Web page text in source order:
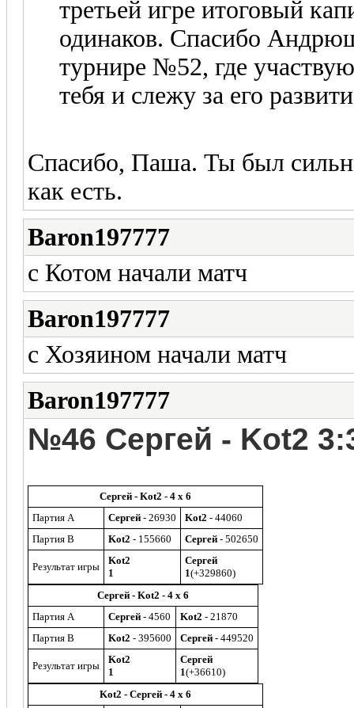
третьей игре итоговый
одинаков. Спасибо
турнире №52, где
тебя и слежу за его
Спасибо, Паша. Ты был
как есть.
Baron197777
с Котом начали матч
Baron197777
с Хозяином начали матч
Baron197777
№46 Сергей - Kot2
Сергей - Kot2 - 4 x 6
Партия A
Сергей - 26930 Kot2 - 44060
Партия B
Kot2 - 155660 Сергей - 502650
Результат игры
Kot2
1
Сергей
1(+329860)
Сергей - Kot2 - 4 x 6
Партия A
Сергей - 4560 Kot2 - 21870
Партия B
Kot2 - 395600 Сергей - 449520
Результат игры
Kot2
1
Сергей
1(+36610)
Kot2 - Сергей - 4 x 6